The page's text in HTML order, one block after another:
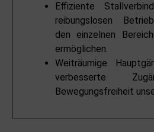
Effiziente
reibungslosen
den einzelnen
ermöglichen.
Weiträumige
verbesserte
Bewegungsfreiheit